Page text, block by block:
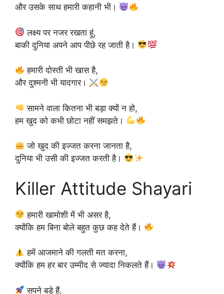
और उसके साथ हमारी कहानी भी।
लक्ष्य पर नजर रखता हूं,
बाकी दुनिया अपने आप पीछे रह जाती है।
हमारी दोस्ती भी खास है,
और दुश्मनी भी यादगार।
सामने वाला कितना भी बड़ा क्यों न हो,
हम खुद को कभी छोटा नहीं समझते।
जो खुद की इज्जत करना जानता है,
दुनिया भी उसी की इज्जत करती है।
Killer Attitude Shayari
हमारी खामोशी में भी असर है,
क्योंकि हम बिना बोले बहुत कुछ कह देते हैं।
हमें आजमाने की गलती मत करना,
क्योंकि हम हर बार उम्मीद से ज्यादा निकलते हैं।
सपने बड़े हैं,